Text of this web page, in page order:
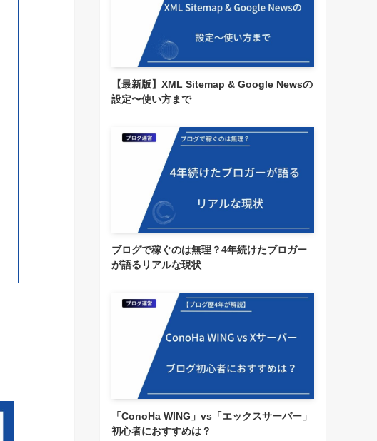
【最新版】XML Sitemap & Google Newsの
設定〜使い方まで
ブログで稼ぐのは無理？4年続けたブロガー
が語るリアルな現状
「ConoHa WING」vs「エックスサーバー」
初心者におすすめは？